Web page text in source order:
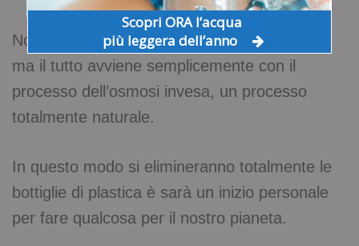
Non vengono utlizzati prodotti chimici o altro,
ma il tutto avviene semplicemente con il
processo dell’osmosi invesa, un processo
totalmente naturale.
In questo modo si elimineranno totalmente le
bottiglie di plastica è sarà un inizio personale
per fare qualcosa per il nostro pianeta.
Scopri ORA l’acqua
più leggera dell’anno